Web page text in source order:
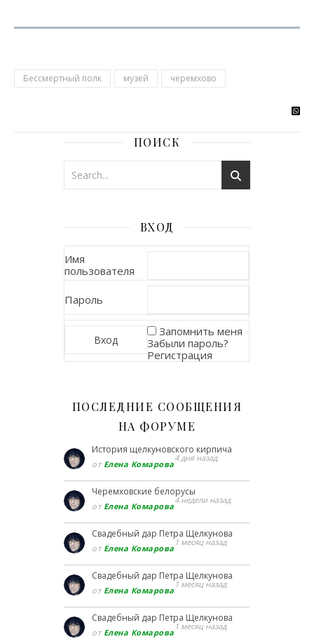
Бессмертный полк музей черемхово
ПОИСК
ВХОД
Имя
пользователя
Пароль
Запомнить меня
Забыли пароль?
Регистрация
ПОСЛЕДНИЕ СООБЩЕНИЯ
НА ФОРУМЕ
История щелкуновского кирпича
от Елена Комарова
4 дня назад
Черемховские белорусы
от Елена Комарова
4 недели назад
Свадебный дар Петра Щелкунова
от Елена Комарова
1 месяц назад
Свадебный дар Петра Щелкунова
от Елена Комарова
1 месяц назад
Свадебный дар Петра Щелкунова
от Елена Комарова
1 месяц назад